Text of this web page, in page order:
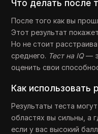
Что делать после
После того как вы
Этот результат
Но не стоит
среднего. Тест на IQ—
оценить свои
Как использовать
Результаты теста
областях вы сильны, а
если у вас высокий